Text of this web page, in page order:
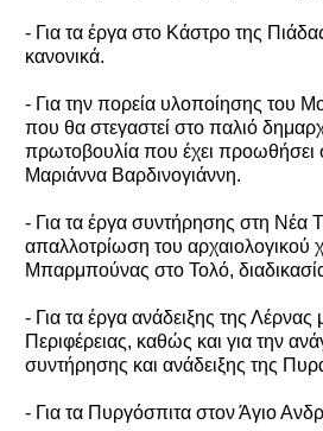
- Για τα έργα στο Κάστρο της
κανονικά.
- Για την πορεία υλοποίησης του
που θα στεγαστεί στο παλιό
πρωτοβουλία που έχει προωθήσει
Μαριάννα Βαρδινογιάννη.
- Για τα έργα συντήρησης στη Νέα
απαλλοτρίωση του αρχαιολογικού
Μπαρμπούνας στο Τολό,
- Για τα έργα ανάδειξης της
Περιφέρειας, καθώς και για την
συντήρησης και ανάδειξης της
- Για τα Πυργόσπιτα στον Άγιο